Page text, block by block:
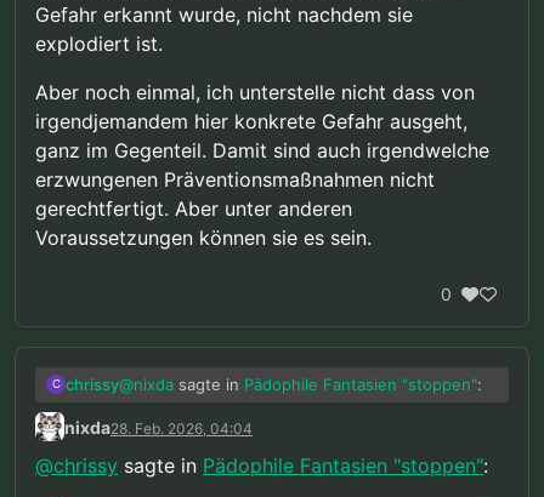
Gefahr erkannt wurde, nicht nachdem sie
explodiert ist.
Aber noch einmal, ich unterstelle nicht dass von
irgendjemandem hier konkrete Gefahr ausgeht,
ganz im Gegenteil. Damit sind auch irgendwelche
erzwungenen Präventionsmaßnahmen nicht
gerechtfertigt. Aber unter anderen
Voraussetzungen können sie es sein.
0
C chrissy@nixda sagte in Pädophile Fantasien "stoppen":
auch für alle anderen als gerechtfertigt
nixda28. Feb. 2026, 04:04
@chrissy sagte in Pädophile Fantasien "stoppen":